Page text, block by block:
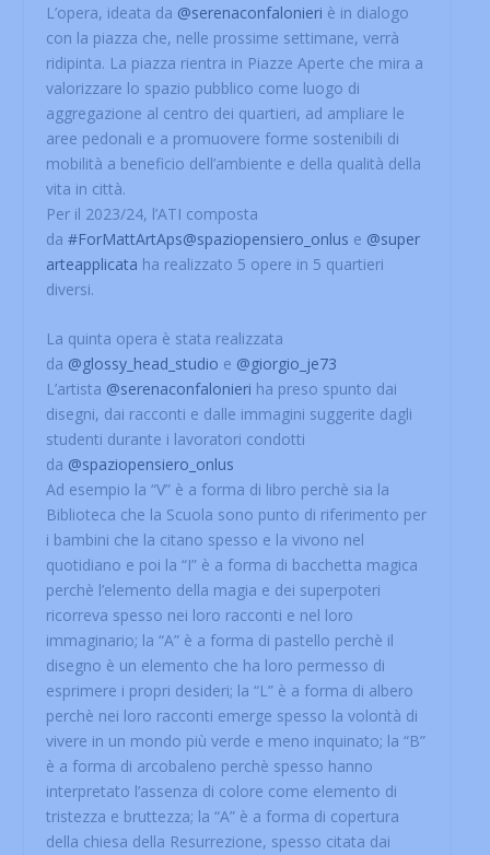
L’opera, ideata da @serenaconfalonieri è in dialogo
con la piazza che, nelle prossime settimane, verrà
ridipinta. La piazza rientra in Piazze Aperte che mira a
valorizzare lo spazio pubblico come luogo di
aggregazione al centro dei quartieri, ad ampliare le
aree pedonali e a promuovere forme sostenibili di
mobilità a beneficio dell’ambiente e della qualità della
vita in città.
Per il 2023/24, l’ATI composta
da #ForMattArtAps@spaziopensiero_onlus e @super
arteapplicata ha realizzato 5 opere in 5 quartieri
diversi.
La quinta opera è stata realizzata
da @glossy_head_studio e @giorgio_je73
L’artista @serenaconfalonieri ha preso spunto dai
disegni, dai racconti e dalle immagini suggerite dagli
studenti durante i lavoratori condotti
da @spaziopensiero_onlus
Ad esempio la “V” è a forma di libro perchè sia la
Biblioteca che la Scuola sono punto di riferimento per
i bambini che la citano spesso e la vivono nel
quotidiano e poi la “I” è a forma di bacchetta magica
perchè l’elemento della magia e dei superpoteri
ricorreva spesso nei loro racconti e nel loro
immaginario; la “A” è a forma di pastello perchè il
disegno è un elemento che ha loro permesso di
esprimere i propri desideri; la “L” è a forma di albero
perchè nei loro racconti emerge spesso la volontà di
vivere in un mondo più verde e meno inquinato; la “B”
è a forma di arcobaleno perchè spesso hanno
interpretato l’assenza di colore come elemento di
tristezza e bruttezza; la “A” è a forma di copertura
della chiesa della Resurrezione, spesso citata dai